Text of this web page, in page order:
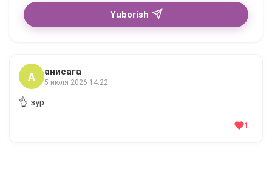
Yuborish
А анисага
5 июля 2026 14:22
👌 зур
1